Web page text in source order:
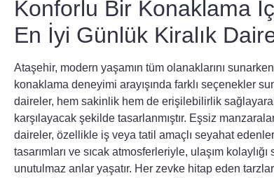
Konforlu Bir Konaklama
En İyi Günlük Kiralık
Ataşehir, modern yaşamın tüm olanaklarını
konaklama deneyimi arayışında farklı seçenekler
daireler, hem sakinlik hem de erişilebilirlik
karşılayacak şekilde tasarlanmıştır. Eşsiz
daireler, özellikle iş veya tatil amaçlı seyahat
tasarımları ve sıcak atmosferleriyle, ulaşım
unutulmaz anlar yaşatır. Her zevke hitap eden